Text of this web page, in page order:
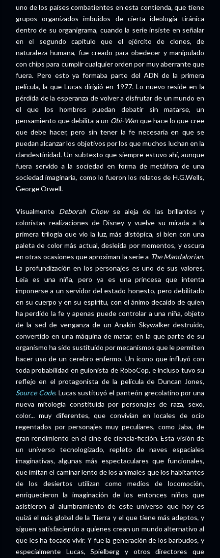
uno de los países combatientes en esta contienda, que tiene
grupos organizados imbuidos de cierta ideología tiránica
dentro de su organigrama, cuando la serie insiste en señalar
en el segundo capítulo que el ejército de clones, de
naturaleza humana, fue creado para obedecer y manipulado
con chips para cumplir cualquier orden por muy aberrante que
fuera. Pero esto ya formaba parte del ADN de la primera
película, la que Lucas dirigió en 1977. Lo nuevo reside en la
pérdida de la esperanza de volver a disfrutar de un mundo en
el que los hombres puedan debatir sin matarse, un
pensamiento que debilita a un Obi-Wanque hace lo que cree
que debe hacer, pero sin tener la fe necesaria en que se
puedan alcanzar los objetivos por los que muchos luchan en la
clandestinidad. Un subtexto que siempre estuvo ahí, aunque
fuera servido a la sociedad en forma de metáfora de una
sociedad imaginaria, como lo fueron los relatos de H.G.Wells,
George Orwell.
Visualmente Deborah Chowse aleja de las brillantes y
coloristas realizaciones de Disney y vuelve su mirada a la
primera trilogía que vio la luz, más distópica, si bien con una
paleta de color más actual, desleída por momentos, y oscura
en otras ocasiones que aproximan la serie a The Mandalorian.
La profundización en los personajes es uno de sus valores.
Leia es una niña, pero ya es una princesa que intenta
imponerse a un servidor del estado honesto, pero debilitado
en su cuerpo y en su espíritu, con el ánimo decaído de quien
ha perdido la fe y apenas puede controlar a una niña, objeto
de la sed de venganza de un Anakin Skywalker destruido,
convertido en una máquina de matar, en la que parte de su
organismo ha sido sustituido por mecanismos que le permiten
hacer uso de un cerebro enfermo. Un icono que influyó con
toda probabilidad en guionista de RoboCop, e incluso tuvo su
reflejo en el protagonista de la película de Duncan Jones,
Source Code. Lucas sustituyó el panteón grecolatino por una
nueva mitología constituida por personajes de raza, sexo,
color... muy diferentes, que convivían en locales de ocio
regentados por personajes muy peculiares, como Jaba, de
gran rendimiento en el cine de ciencia-ficción. Esta visión de
un universo tecnologizado, repleto de naves espaciales
imaginativas, algunas más espectaculares que funcionales,
que imitan el caminar lento de los animales que los habitantes
de los desiertos utilizan como medios de locomoción,
enriquecieron la imaginación de los entonces niños que
asistieron al alumbramiento de este universo que hoy es
quizá el más global de la Tierra y el que tiene más adeptos, y
siguen satisfaciendo a quienes crean un mundo alternativo al
que les ha tocado vivir. Y fue la generación de los barbudos, y
especialmente Lucas, Spielberg y otros directores que